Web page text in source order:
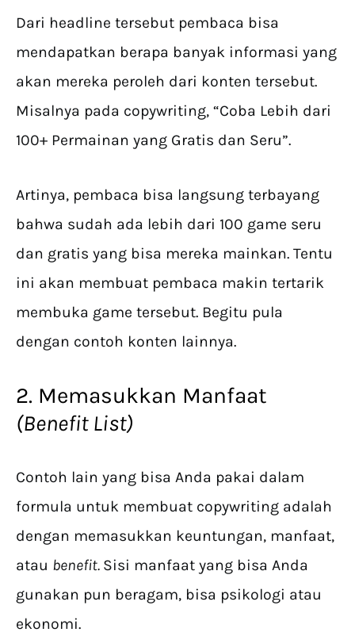
Dari headline tersebut pembaca bisa
mendapatkan berapa banyak informasi yang
akan mereka peroleh dari konten tersebut.
Misalnya pada copywriting, “Coba Lebih dari
100+ Permainan yang Gratis dan Seru”.
Artinya, pembaca bisa langsung terbayang
bahwa sudah ada lebih dari 100 game seru
dan gratis yang bisa mereka mainkan. Tentu
ini akan membuat pembaca makin tertarik
membuka game tersebut. Begitu pula
dengan contoh konten lainnya.
2. Memasukkan Manfaat
(Benefit List)
Contoh lain yang bisa Anda pakai dalam
formula untuk membuat copywriting adalah
dengan memasukkan keuntungan, manfaat,
atau benefit. Sisi manfaat yang bisa Anda
gunakan pun beragam, bisa psikologi atau
ekonomi.